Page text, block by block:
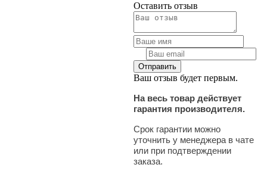
Оставить отзыв
Ваш отзыв будет первым.
На весь товар действует
гарантия производителя.
Срок гарантии можно
уточнить у менеджера в чате
или при подтверждении
заказа.